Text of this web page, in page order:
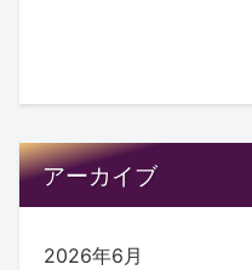
アーカイブ
2026年6月